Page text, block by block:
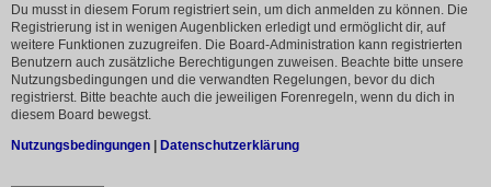
Du musst in diesem Forum registriert sein, um dich anmelden zu können. Die
Registrierung ist in wenigen Augenblicken erledigt und ermöglicht dir, auf
weitere Funktionen zuzugreifen. Die Board-Administration kann registrierten
Benutzern auch zusätzliche Berechtigungen zuweisen. Beachte bitte unsere
Nutzungsbedingungen und die verwandten Regelungen, bevor du dich
registrierst. Bitte beachte auch die jeweiligen Forenregeln, wenn du dich in
diesem Board bewegst.
Nutzungsbedingungen | Datenschutzerklärung